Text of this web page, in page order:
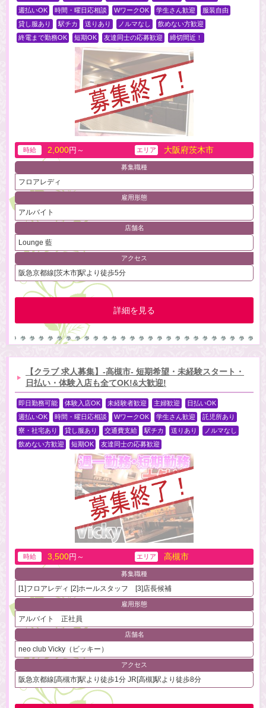
週払いOK
時間・曜日応相談 WワークOK 学生さん歓迎
服装自由
貸し服あり
駅チカ 送りあり ノルマなし
飲めない方歓迎
終電まで勤務OK
短期OK 友達同士の応募歓迎 締切間近！
時給 2,000円～ エリア 大阪府茨木市
募集職種
フロアレディ
雇用形態
アルバイト
店舗名
Lounge 藍
アクセス
阪急京都線[茨木市]駅より徒歩5分
詳細を見る
【クラブ 求人募集】-高槻市- 短期希望・未経験スタート・
日払い・体験入店も全てOK!&大歓迎!
即日勤務可能 体験入店OK 未経験者歓迎 主婦歓迎
日払いOK
週払いOK
時間・曜日応相談 WワークOK 学生さん歓迎
託児所あり
寮・社宅あり
貸し服あり 交通費支給 駅チカ 送りあり
ノルマなし
飲めない方歓迎
短期OK 友達同士の応募歓迎
時給 3,500円～ エリア 高槻市
募集職種
[1]フロアレディ [2]ホールスタッフ [3]店長候補
雇用形態
アルバイト 正社員
店舗名
neo club Vicky（ビッキー）
アクセス
阪急京都線[高槻市]駅より徒歩1分 JR[高槻]駅より徒歩8分